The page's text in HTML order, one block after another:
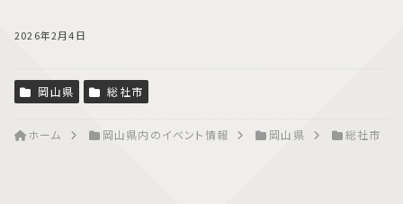
2026年2月4日
岡山県 総社市
ホーム 岡山県内のイベント情報 岡山県 総社市